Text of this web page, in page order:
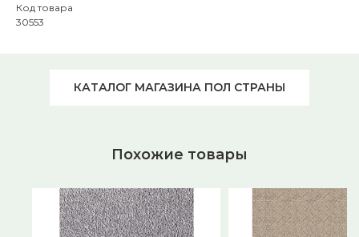
Код товара
30553
КАТАЛОГ МАГАЗИНА ПОЛ СТРАНЫ
Похожие товары